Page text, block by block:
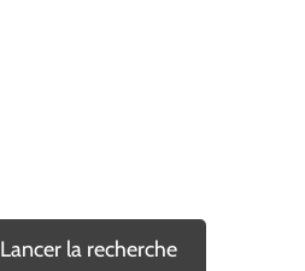
Lancer la recherche